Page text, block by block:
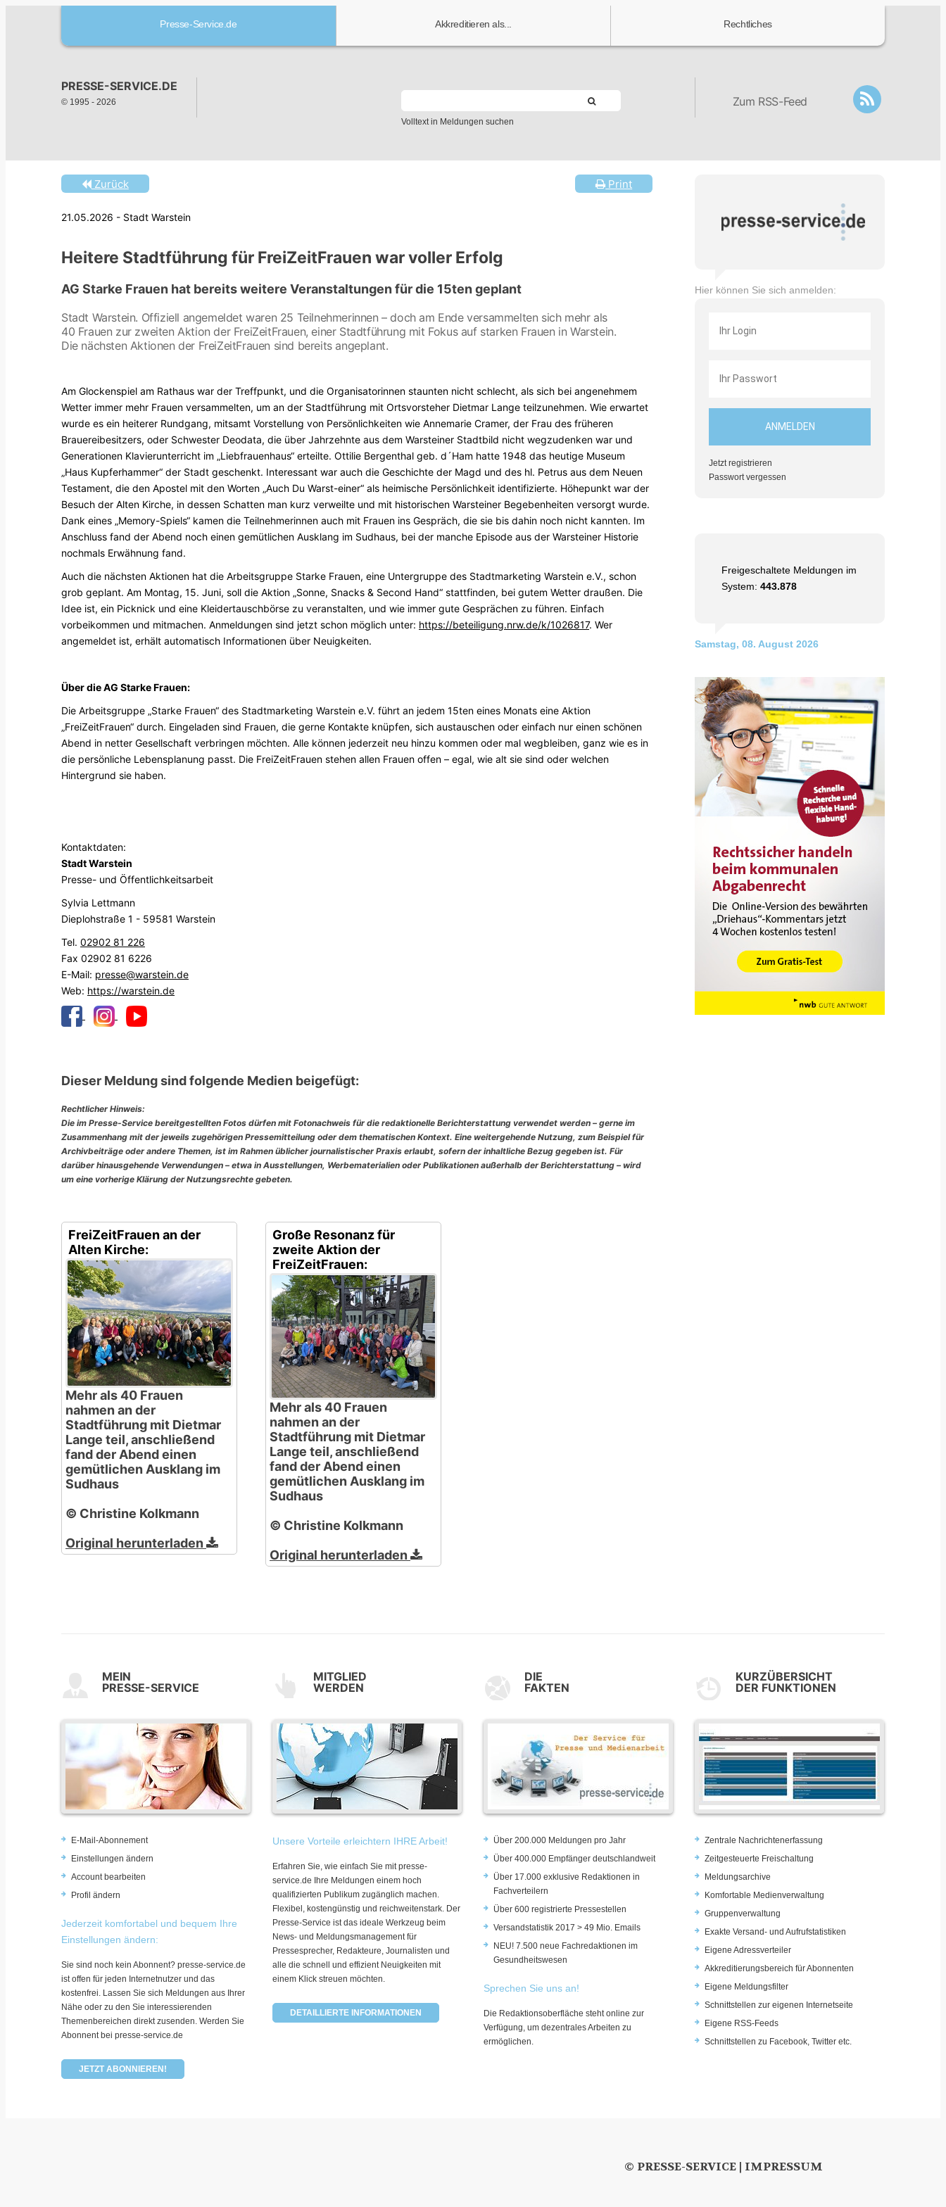
Presse-Service.de Akkreditieren als... Rechtliches
PRESSE-SERVICE.DE
© 1995 - 2026
Volltext in Meldungen suchen
Zum RSS-Feed
Print
Zurück
21.05.2026 - Stadt Warstein
Heitere Stadtführung für FreiZeitFrauen war voller Erfolg
AG Starke Frauen hat bereits weitere Veranstaltungen für die 15ten geplant
Stadt Warstein. Offiziell angemeldet waren 25 Teilnehmerinnen – doch am Ende versammelten sich mehr als
40 Frauen zur zweiten Aktion der FreiZeitFrauen, einer Stadtführung mit Fokus auf starken Frauen in Warstein.
Die nächsten Aktionen der FreiZeitFrauen sind bereits angeplant.
Am Glockenspiel am Rathaus war der Treffpunkt, und die Organisatorinnen staunten nicht schlecht, als sich bei angenehmem
Wetter immer mehr Frauen versammelten, um an der Stadtführung mit Ortsvorsteher Dietmar Lange teilzunehmen. Wie erwartet
wurde es ein heiterer Rundgang, mitsamt Vorstellung von Persönlichkeiten wie Annemarie Cramer, der Frau des früheren
Brauereibesitzers, oder Schwester Deodata, die über Jahrzehnte aus dem Warsteiner Stadtbild nicht wegzudenken war und
Generationen Klavierunterricht im „Liebfrauenhaus“ erteilte. Ottilie Bergenthal geb. d´Ham hatte 1948 das heutige Museum
„Haus Kupferhammer“ der Stadt geschenkt. Interessant war auch die Geschichte der Magd und des hl. Petrus aus dem Neuen
Testament, die den Apostel mit den Worten „Auch Du Warst-einer“ als heimische Persönlichkeit identifizierte. Höhepunkt war der
Besuch der Alten Kirche, in dessen Schatten man kurz verweilte und mit historischen Warsteiner Begebenheiten versorgt wurde.
Dank eines „Memory-Spiels“ kamen die Teilnehmerinnen auch mit Frauen ins Gespräch, die sie bis dahin noch nicht kannten. Im
Anschluss fand der Abend noch einen gemütlichen Ausklang im Sudhaus, bei der manche Episode aus der Warsteiner Historie
nochmals Erwähnung fand.
Auch die nächsten Aktionen hat die Arbeitsgruppe Starke Frauen, eine Untergruppe des Stadtmarketing Warstein e.V., schon
grob geplant. Am Montag, 15. Juni, soll die Aktion „Sonne, Snacks & Second Hand“ stattfinden, bei gutem Wetter draußen. Die
Idee ist, ein Picknick und eine Kleidertauschbörse zu veranstalten, und wie immer gute Gesprächen zu führen. Einfach
vorbeikommen und mitmachen. Anmeldungen sind jetzt schon möglich unter: https://beteiligung.nrw.de/k/1026817. Wer
angemeldet ist, erhält automatisch Informationen über Neuigkeiten.
Über die AG Starke Frauen:
Die Arbeitsgruppe „Starke Frauen“ des Stadtmarketing Warstein e.V. führt an jedem 15ten eines Monats eine Aktion
„FreiZeitFrauen“ durch. Eingeladen sind Frauen, die gerne Kontakte knüpfen, sich austauschen oder einfach nur einen schönen
Abend in netter Gesellschaft verbringen möchten. Alle können jederzeit neu hinzu kommen oder mal wegbleiben, ganz wie es in
die persönliche Lebensplanung passt. Die FreiZeitFrauen stehen allen Frauen offen – egal, wie alt sie sind oder welchen
Hintergrund sie haben.
Kontaktdaten:
Stadt Warstein
Presse- und Öffentlichkeitsarbeit
Sylvia Lettmann
Dieplohstraße 1 - 59581 Warstein
Tel. 02902 81 226
Fax 02902 81 6226
E-Mail: presse@warstein.de
Web: https://warstein.de
Dieser Meldung sind folgende Medien beigefügt:
Rechtlicher Hinweis:
Die im Presse-Service bereitgestellten Fotos dürfen mit Fotonachweis für die redaktionelle Berichterstattung verwendet werden – gerne im
Zusammenhang mit der jeweils zugehörigen Pressemitteilung oder dem thematischen Kontext. Eine weitergehende Nutzung, zum Beispiel für
Archivbeiträge oder andere Themen, ist im Rahmen üblicher journalistischer Praxis erlaubt, sofern der inhaltliche Bezug gegeben ist. Für
darüber hinausgehende Verwendungen – etwa in Ausstellungen, Werbematerialien oder Publikationen außerhalb der Berichterstattung – wird
um eine vorherige Klärung der Nutzungsrechte gebeten.
FreiZeitFrauen an der
Alten Kirche:
Mehr als 40 Frauen
nahmen an der
Stadtführung mit Dietmar
Lange teil, anschließend
fand der Abend einen
gemütlichen Ausklang im
Sudhaus
© Christine Kolkmann
Original herunterladen
Große Resonanz für
zweite Aktion der
FreiZeitFrauen:
Mehr als 40 Frauen
nahmen an der
Stadtführung mit Dietmar
Lange teil, anschließend
fand der Abend einen
gemütlichen Ausklang im
Sudhaus
© Christine Kolkmann
Original herunterladen
Hier können Sie sich anmelden:
Jetzt registrieren
Passwort vergessen
Freigeschaltete Meldungen im
System: 443.878
Samstag, 08. August 2026
MEIN
PRESSE-SERVICE
E-Mail-Abonnement
Einstellungen ändern
Account bearbeiten
Profil ändern
Jederzeit komfortabel und bequem Ihre
Einstellungen ändern:
Sie sind noch kein Abonnent? presse-service.de
ist offen für jeden Internetnutzer und das
kostenfrei. Lassen Sie sich Meldungen aus Ihrer
Nähe oder zu den Sie interessierenden
Themenbereichen direkt zusenden. Werden Sie
Abonnent bei presse-service.de
JETZT ABONNIEREN!
MITGLIED
WERDEN
Unsere Vorteile erleichtern IHRE Arbeit!
Erfahren Sie, wie einfach Sie mit presse-
service.de Ihre Meldungen einem hoch
qualifizierten Publikum zugänglich machen.
Flexibel, kostengünstig und reichweitenstark. Der
Presse-Service ist das ideale Werkzeug beim
News- und Meldungsmanagement für
Pressesprecher, Redakteure, Journalisten und
alle die schnell und effizient Neuigkeiten mit
einem Klick streuen möchten.
DETAILLIERTE INFORMATIONEN
DIE
FAKTEN
Über 200.000 Meldungen pro Jahr
Über 400.000 Empfänger deutschlandweit
Über 17.000 exklusive Redaktionen in
Fachverteilern
Über 600 registrierte Pressestellen
Versandstatistik 2017 > 49 Mio. Emails
NEU! 7.500 neue Fachredaktionen im
Gesundheitswesen
Sprechen Sie uns an!
Die Redaktionsoberfläche steht online zur
Verfügung, um dezentrales Arbeiten zu
ermöglichen.
KURZÜBERSICHT
DER FUNKTIONEN
Zentrale Nachrichtenerfassung
Zeitgesteuerte Freischaltung
Meldungsarchive
Komfortable Medienverwaltung
Gruppenverwaltung
Exakte Versand- und Aufrufstatistiken
Eigene Adressverteiler
Akkreditierungsbereich für Abonnenten
Eigene Meldungsfilter
Schnittstellen zur eigenen Internetseite
Eigene RSS-Feeds
Schnittstellen zu Facebook, Twitter etc.
© PRESSE-SERVICE | IMPRESSUM